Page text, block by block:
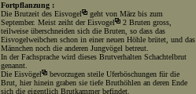
Fortpflanzung :
Die Brutzeit des Eisvogel
geht von März bis zum
September. Meist zeiht derEisvogel
2 Bruten gross,
teilweise überschneiden sich die Bruten, so dass das
Eisvogelweibchen schon in einer neuen Höhle brütet, und das
Männchen noch die anderen Jungvögel betreut.
In der Fachsprache wird dieses Brutverhalten Schachtelbrut
genannt.
Die Eisvögel
bevorzugen steile Uferböschungen für die
Brut, hier hinein graben sie tiefe Bruthöhlen an deren Ende
sich die eigentlich Brutkammer befindet.